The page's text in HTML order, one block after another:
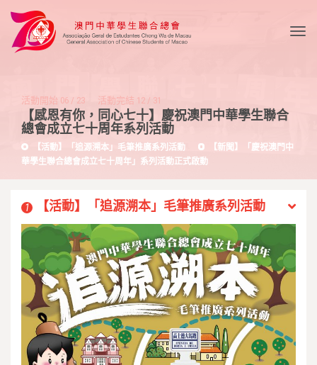
活動開始 06 / 23 活動完結 12 / 31
【感恩有你，同心七十】慶祝澳門中華學生聯合
總會成立七十周年系列活動
【活動】「追源溯本」毛筆推廣系列活動
【新聞】「慶祝澳門中
華學生聯合總會成立七十周年」系列活動正式啟動
1 【活動】「追源溯本」毛筆推廣系列活動